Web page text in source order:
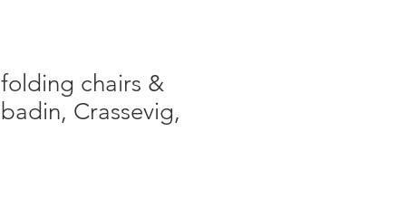
chairs &
Crassevig,